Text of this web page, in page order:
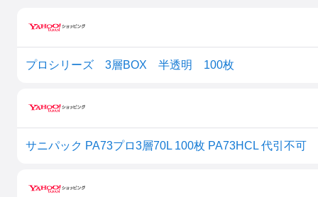
プロシリーズ 3層BOX 半透明 100枚
サニパック PA73プロ3層70L 100枚 PA73HCL 代引不可